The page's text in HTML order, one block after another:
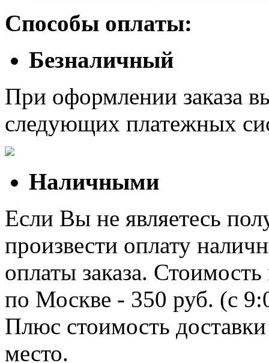
Способы оплаты:
Безналичный
При оформлении заказа
следующих платежных
Наличными
Если Вы не являетесь
произвести оплату
оплаты заказа.
по Москве - 350 руб. (с
Плюс стоимость
место.